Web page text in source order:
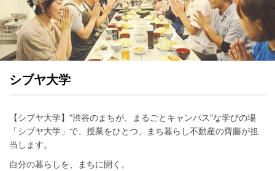
シブヤ大学
【シブヤ大学】”渋谷のまちが、まるごとキャンパス”な学びの場
「シブヤ大学」で、授業をひとつ、まち暮らし不動産の齊藤が担
当します。
自分の暮らしを、まちに開く。